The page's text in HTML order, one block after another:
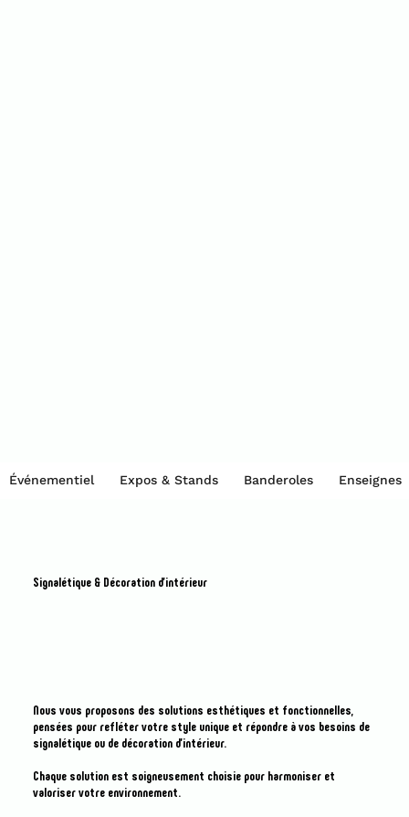
Événementiel Expos & Stands Banderoles Enseignes
Signalétique & Décoration d'intérieur
Nous vous proposons des solutions esthétiques et fonctionnelles,
pensées pour refléter votre style unique et répondre à vos besoins de
signalétique ou de décoration d’intérieur.
Chaque solution est soigneusement choisie pour harmoniser et
valoriser votre environnement.